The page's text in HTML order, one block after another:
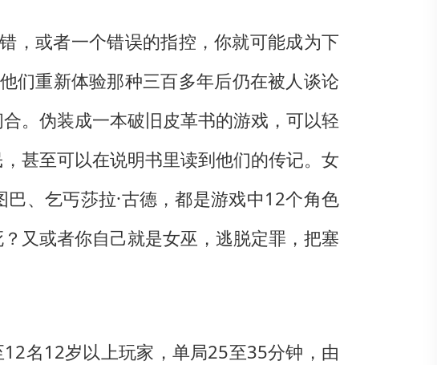
，或者一个错误的指控，你就可能成为下
们重新体验那种三百多年后仍在被人谈论
。伪装成一本破旧皮革书的游戏，可以轻
甚至可以在说明书里读到他们的传记。女
、乞丐莎拉·古德，都是游戏中12个角色
又或者你自己就是女巫，逃脱定罪，把塞
名12岁以上玩家，单局25至35分钟，由